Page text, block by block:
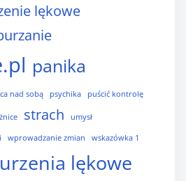
lękowe
panika
nad sobą psychika puścić kontrolę
strach umysł
wprowadzanie zmian wskazówka 1
lękowe